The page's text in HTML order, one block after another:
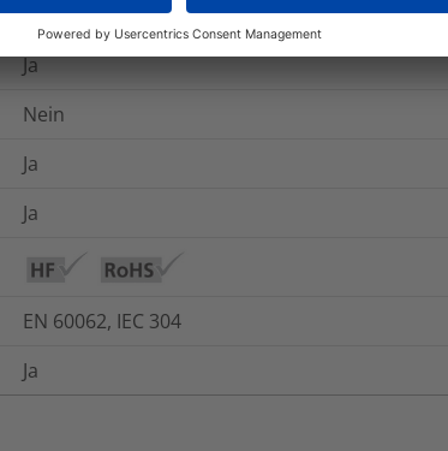
UL94 V0
Ja
Nein
Ja
Ja
EN 60062, IEC 304
Ja